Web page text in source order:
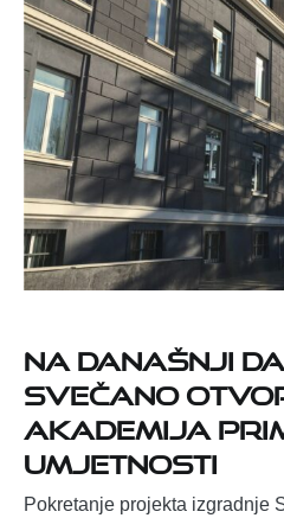
Na današnji
svečano
Akademija
umjetnosti
Pokretanje projekta izgradnje